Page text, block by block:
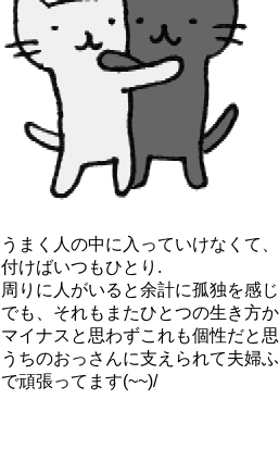
うまく人の中に入っていけなくて
付けばいつもひとり.
周りに人がいると余計に孤独を感
でも、それもまたひとつの生き方か
マイナスと思わずこれも個性だと
うちのおっさんに支えられて夫婦ふ
で頑張ってます(~~)/